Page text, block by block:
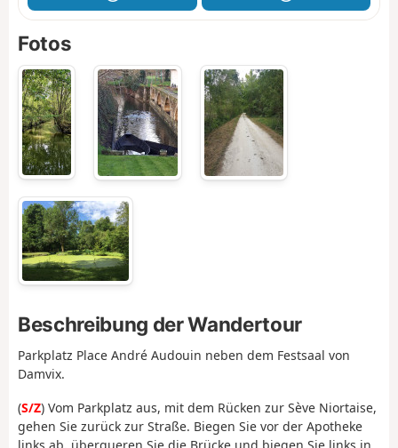
Fotos
Beschreibung der Wandertour
Parkplatz Place André Audouin neben dem Festsaal von
Damvix.
(S/Z) Vom Parkplatz aus, mit dem Rücken zur Sève Niortaise,
gehen Sie zurück zur Straße. Biegen Sie vor der Apotheke